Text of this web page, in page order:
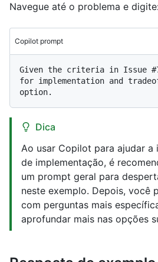
Navegue até o problema e
Copilot prompt
Given the criteria in Issue
for implementation and
Dica
Ao usar Copilot para ajudar
de implementação, é
um prompt geral para
neste exemplo. Depois, você
com perguntas mais
aprofundar mais nas opções